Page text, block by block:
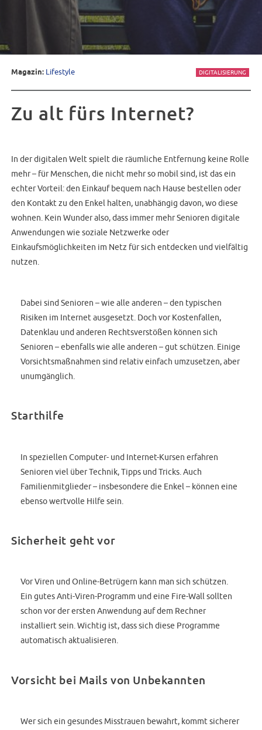
Magazin: Lifestyle DIGITALISIERUNG
Zu alt fürs Internet?
In der digitalen Welt spielt die räumliche Entfernung keine Rolle
mehr – für Menschen, die nicht mehr so mobil sind, ist das ein
echter Vorteil: den Einkauf bequem nach Hause bestellen oder
den Kontakt zu den Enkel halten, unabhängig davon, wo diese
wohnen. Kein Wunder also, dass immer mehr Senioren digitale
Anwendungen wie soziale Netzwerke oder
Einkaufsmöglichkeiten im Netz für sich entdecken und vielfältig
nutzen.
Dabei sind Senioren – wie alle anderen – den typischen
Risiken im Internet ausgesetzt. Doch vor Kostenfallen,
Datenklau und anderen Rechtsverstößen können sich
Senioren – ebenfalls wie alle anderen – gut schützen. Einige
Vorsichtsmaßnahmen sind relativ einfach umzusetzen, aber
unumgänglich.
Starthilfe
In speziellen Computer- und Internet-Kursen erfahren
Senioren viel über Technik, Tipps und Tricks. Auch
Familienmitglieder – insbesondere die Enkel – können eine
ebenso wertvolle Hilfe sein.
Sicherheit geht vor
Vor Viren und Online-Betrügern kann man sich schützen.
Ein gutes Anti-Viren-Programm und eine Fire-Wall sollten
schon vor der ersten Anwendung auf dem Rechner
installiert sein. Wichtig ist, dass sich diese Programme
automatisch aktualisieren.
Vorsicht bei Mails von Unbekannten
Wer sich ein gesundes Misstrauen bewahrt, kommt sicherer